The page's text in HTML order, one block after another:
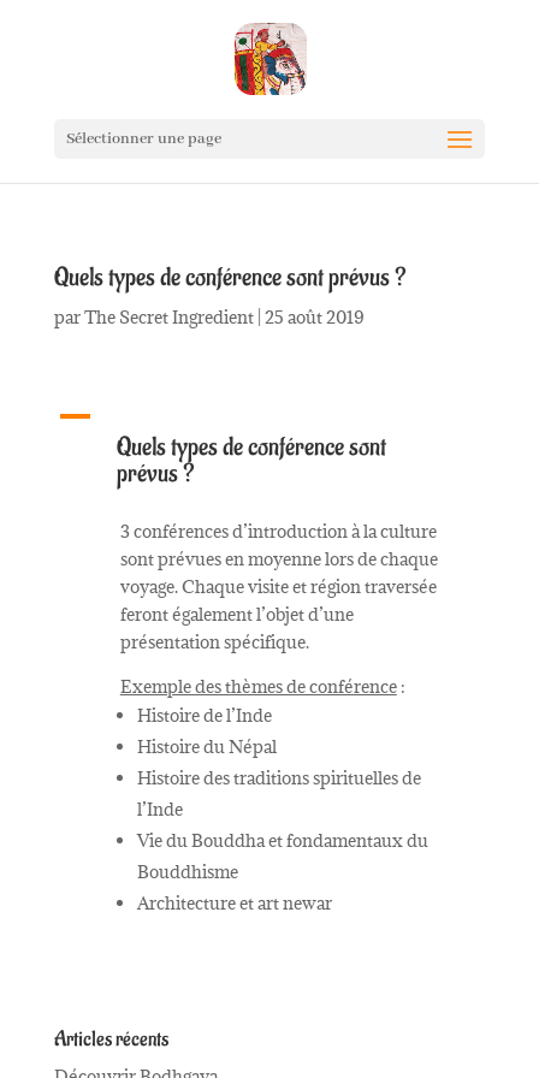
Sélectionner une page
Quels types de conférence sont prévus ?
parThe Secret Ingredient| 25 août 2019
A
Quels types de conférence sont
prévus ?
3 conférences d’introduction à la culture
sont prévues en moyenne lors de chaque
voyage. Chaque visite et région traversée
feront également l’objet d’une
présentation spécifique.
Exemple des thèmes de conférence:
Histoire de l’Inde
Histoire du Népal
Histoire des traditions spirituelles de
l’Inde
Vie du Bouddha et fondamentaux du
Bouddhisme
Architecture et art newar
Articles récents